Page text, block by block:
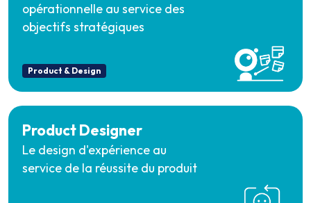
opérationnelle au service des
objectifs stratégiques
Product & Design
Product Designer
Le design d'expérience au
service de la réussite du produit